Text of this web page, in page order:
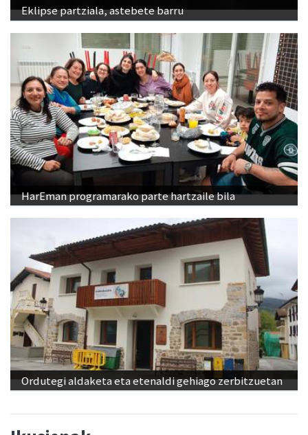
Eklipse partziala, astebete barru
HarEman programarako parte hartzaile bila
Ordutegi aldaketa eta etenaldi gehiago zerbitzuetan